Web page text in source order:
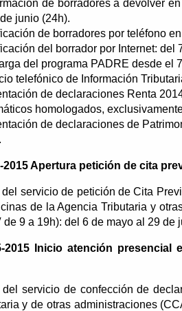
de borradores a devolver
junio (24h).
de borradores por teléfono
del borrador por Internet: del
del programa PADRE desde el
telefónico de Información
de declaraciones Renta
homologados,
de declaraciones de
2015 Apertura petición de cita
del servicio de petición de Cita
de la Agencia Tributaria y
de 9 a 19h): del 6 de mayo al 29 de
2015 Inicio atención
del servicio de confección de
y de otras administraciones